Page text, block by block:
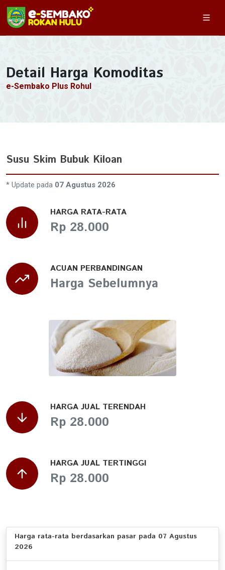
Detail Harga Komoditas
e-Sembako Plus Rohul
Susu Skim Bubuk Kiloan
* Update pada 07 Agustus 2026
HARGA RATA-RATA
Rp 28.000
ACUAN PERBANDINGAN
Harga Sebelumnya
HARGA JUAL TERENDAH
Rp 28.000
HARGA JUAL TERTINGGI
Rp 28.000
Harga rata-rata berdasarkan pasar pada 07 Agustus
2026